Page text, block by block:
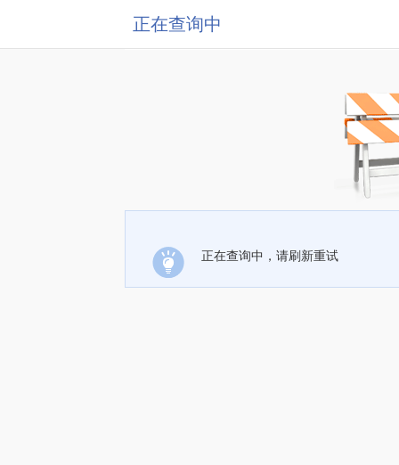
正在查询中
正在查询中，请刷新重试